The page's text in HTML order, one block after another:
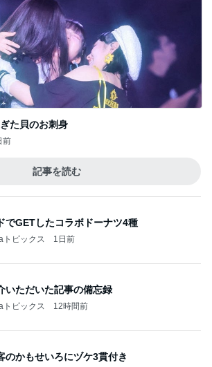
た貝のお刺身
前
記事を読む
でGETしたコラボドーナツ4種
トピックス 1日前
いただいた記事の備忘録
トピックス 12時間前
のかもせいろにヅケ3貫付き